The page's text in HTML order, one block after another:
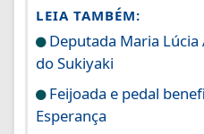
LEIA TAMBÉM:
Deputada Maria
do Sukiyaki
Feijoada e pedal
Esperança